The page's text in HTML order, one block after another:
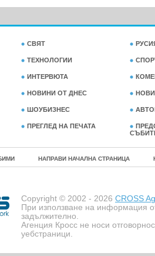
СВЯТ
ТЕХНОЛОГИИ
ИНТЕРВЮТА
НОВИНИ ОТ ДНЕС
ШОУБИЗНЕС
ПРЕГЛЕД НА ПЕЧАТА
НАПРАВИ НАЧАЛНА СТРАНИЦА
Copyright © 2002 - 2026 CROSS
При използване на информация
задължително.
Агенция Кросс не носи
уебстраници.